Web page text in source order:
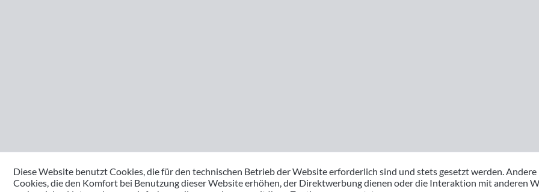
Diese Website benutzt Cookies, die für den technischen Betrieb der Website erforderlich sind und stets gesetzt werden. Andere
Cookies, die den Komfort bei Benutzung dieser Website erhöhen, der Direktwerbung dienen oder die Interaktion mit anderen